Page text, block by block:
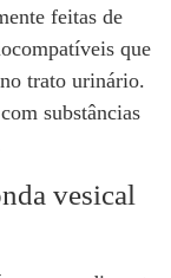
feitas de
que
trato urinário.
substâncias
vesical